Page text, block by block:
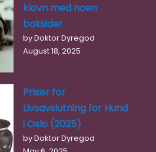
er en moderne
til 1998. Klinikken ligger
klovn med noen
baksider
by Doktor Dyregod
August 18, 2025
Priser for
Livsavslutning for Hund
i Oslo (2025)
by Doktor Dyregod